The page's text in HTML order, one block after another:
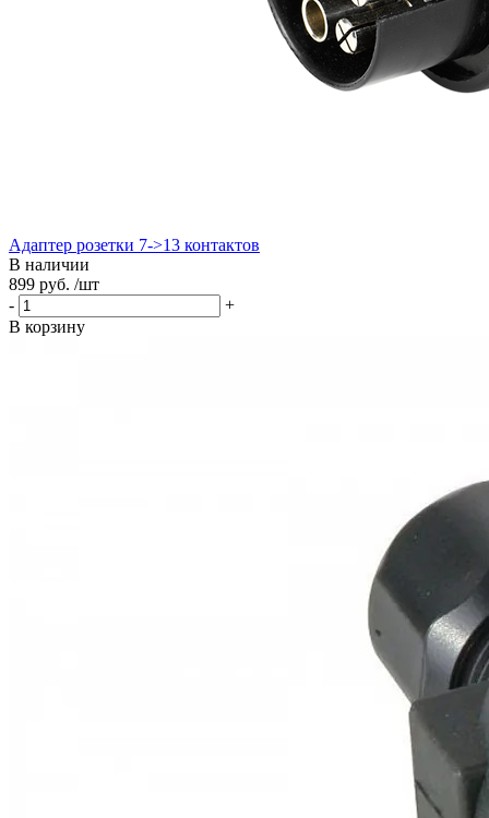
Адаптер розетки 7->13 контактов
В наличии
899 руб. /шт
-
+
В корзину